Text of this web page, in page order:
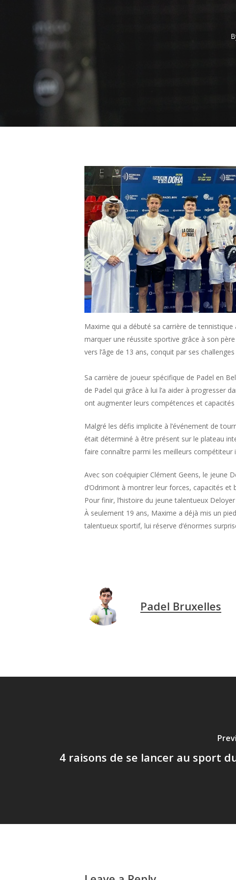
Hit enter to search or ESC to close
Maxime qui a débuté sa carrière de
marquer une réussite sportive grâce à son
vers l’âge de 13 ans, conquit par ses
Sa carrière de joueur spécifique de Padel en
de Padel qui grâce à lui l’a aider à progresser
ont augmenter leurs compétences et
Malgré les défis implicite à l’événement de
était déterminé à être présent sur le plateau
faire connaître parmi les meilleurs compétiteur
Avec son coéquipier Clément Geens, le jeune
d’Odrimont à montrer leur forces, capacités et
Pour finir, l’histoire du jeune talentueux
À seulement 19 ans, Maxime a déjà mis un
talentueux sportif, lui réserve d’énormes
Padel Bruxelles
4 raisons de se lancer au sport